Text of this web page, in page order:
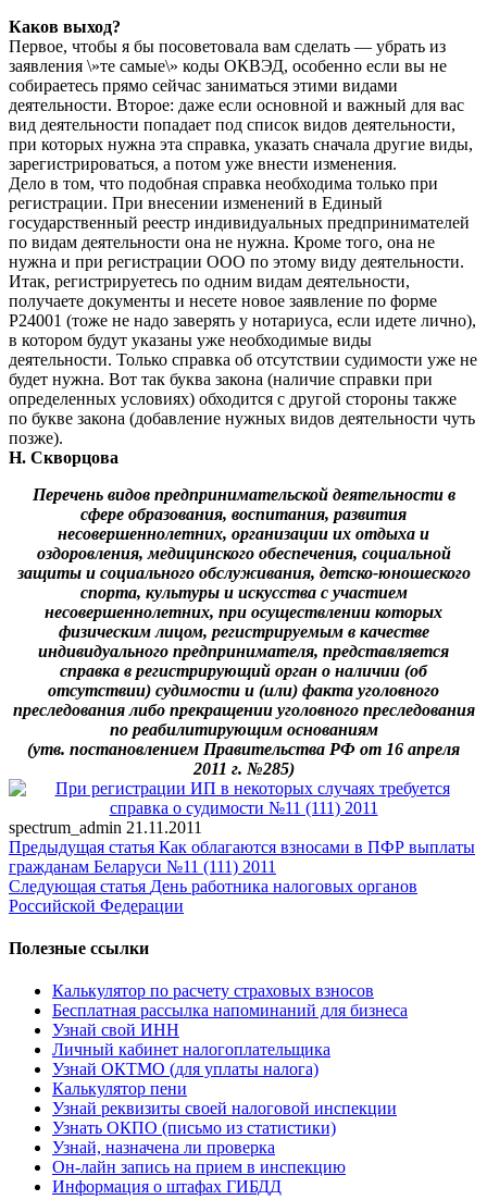
Каков выход?
Первое, чтобы я бы посоветовала вам сделать — убрать из
заявления \»те самые\» коды ОКВЭД, особенно если вы не
собираетесь прямо сейчас заниматься этими видами
деятельности. Второе: даже если основной и важный для вас
вид деятельности попадает под список видов деятельности,
при которых нужна эта справка, указать сначала другие виды,
зарегистрироваться, а потом уже внести изменения.
Дело в том, что подобная справка необходима только при
регистрации. При внесении изменений в Единый
государственный реестр индивидуальных предпринимателей
по видам деятельности она не нужна. Кроме того, она не
нужна и при регистрации ООО по этому виду деятельности.
Итак, регистрируетесь по одним видам деятельности,
получаете документы и несете новое заявление по форме
Р24001 (тоже не надо заверять у нотариуса, если идете лично),
в котором будут указаны уже необходимые виды
деятельности. Только справка об отсутствии судимости уже не
будет нужна. Вот так буква закона (наличие справки при
определенных условиях) обходится с другой стороны также
по букве закона (добавление нужных видов деятельности чуть
позже).
Н. Скворцова
Перечень видов предпринимательской деятельности в
сфере образования, воспитания, развития
несовершеннолетних, организации их отдыха и
оздоровления, медицинского обеспечения, социальной
защиты и социального обслуживания, детско-юношеского
спорта, культуры и искусства с участием
несовершеннолетних, при осуществлении которых
физическим лицом, регистрируемым в качестве
индивидуального предпринимателя, представляется
справка в регистрирующий орган о наличии (об
отсутствии) судимости и (или) факта уголовного
преследования либо прекращении уголовного преследования
по реабилитирующим основаниям
(утв. постановлением Правительства РФ от 16 апреля
2011 г. №285)
spectrum_admin 21.11.2011
Предыдущая статья Как облагаются взносами в ПФР выплаты
гражданам Беларуси №11 (111) 2011
Следующая статья День работника налоговых органов
Российской Федерации
Полезные ссылки
Калькулятор по расчету страховых взносов
Бесплатная рассылка напоминаний для бизнеса
Узнай свой ИНН
Личный кабинет налогоплательщика
Узнай ОКТМО (для уплаты налога)
Калькулятор пени
Узнай реквизиты своей налоговой инспекции
Узнать ОКПО (письмо из статистики)
Узнай, назначена ли проверка
Он-лайн запись на прием в инспекцию
Информация о штафах ГИБДД